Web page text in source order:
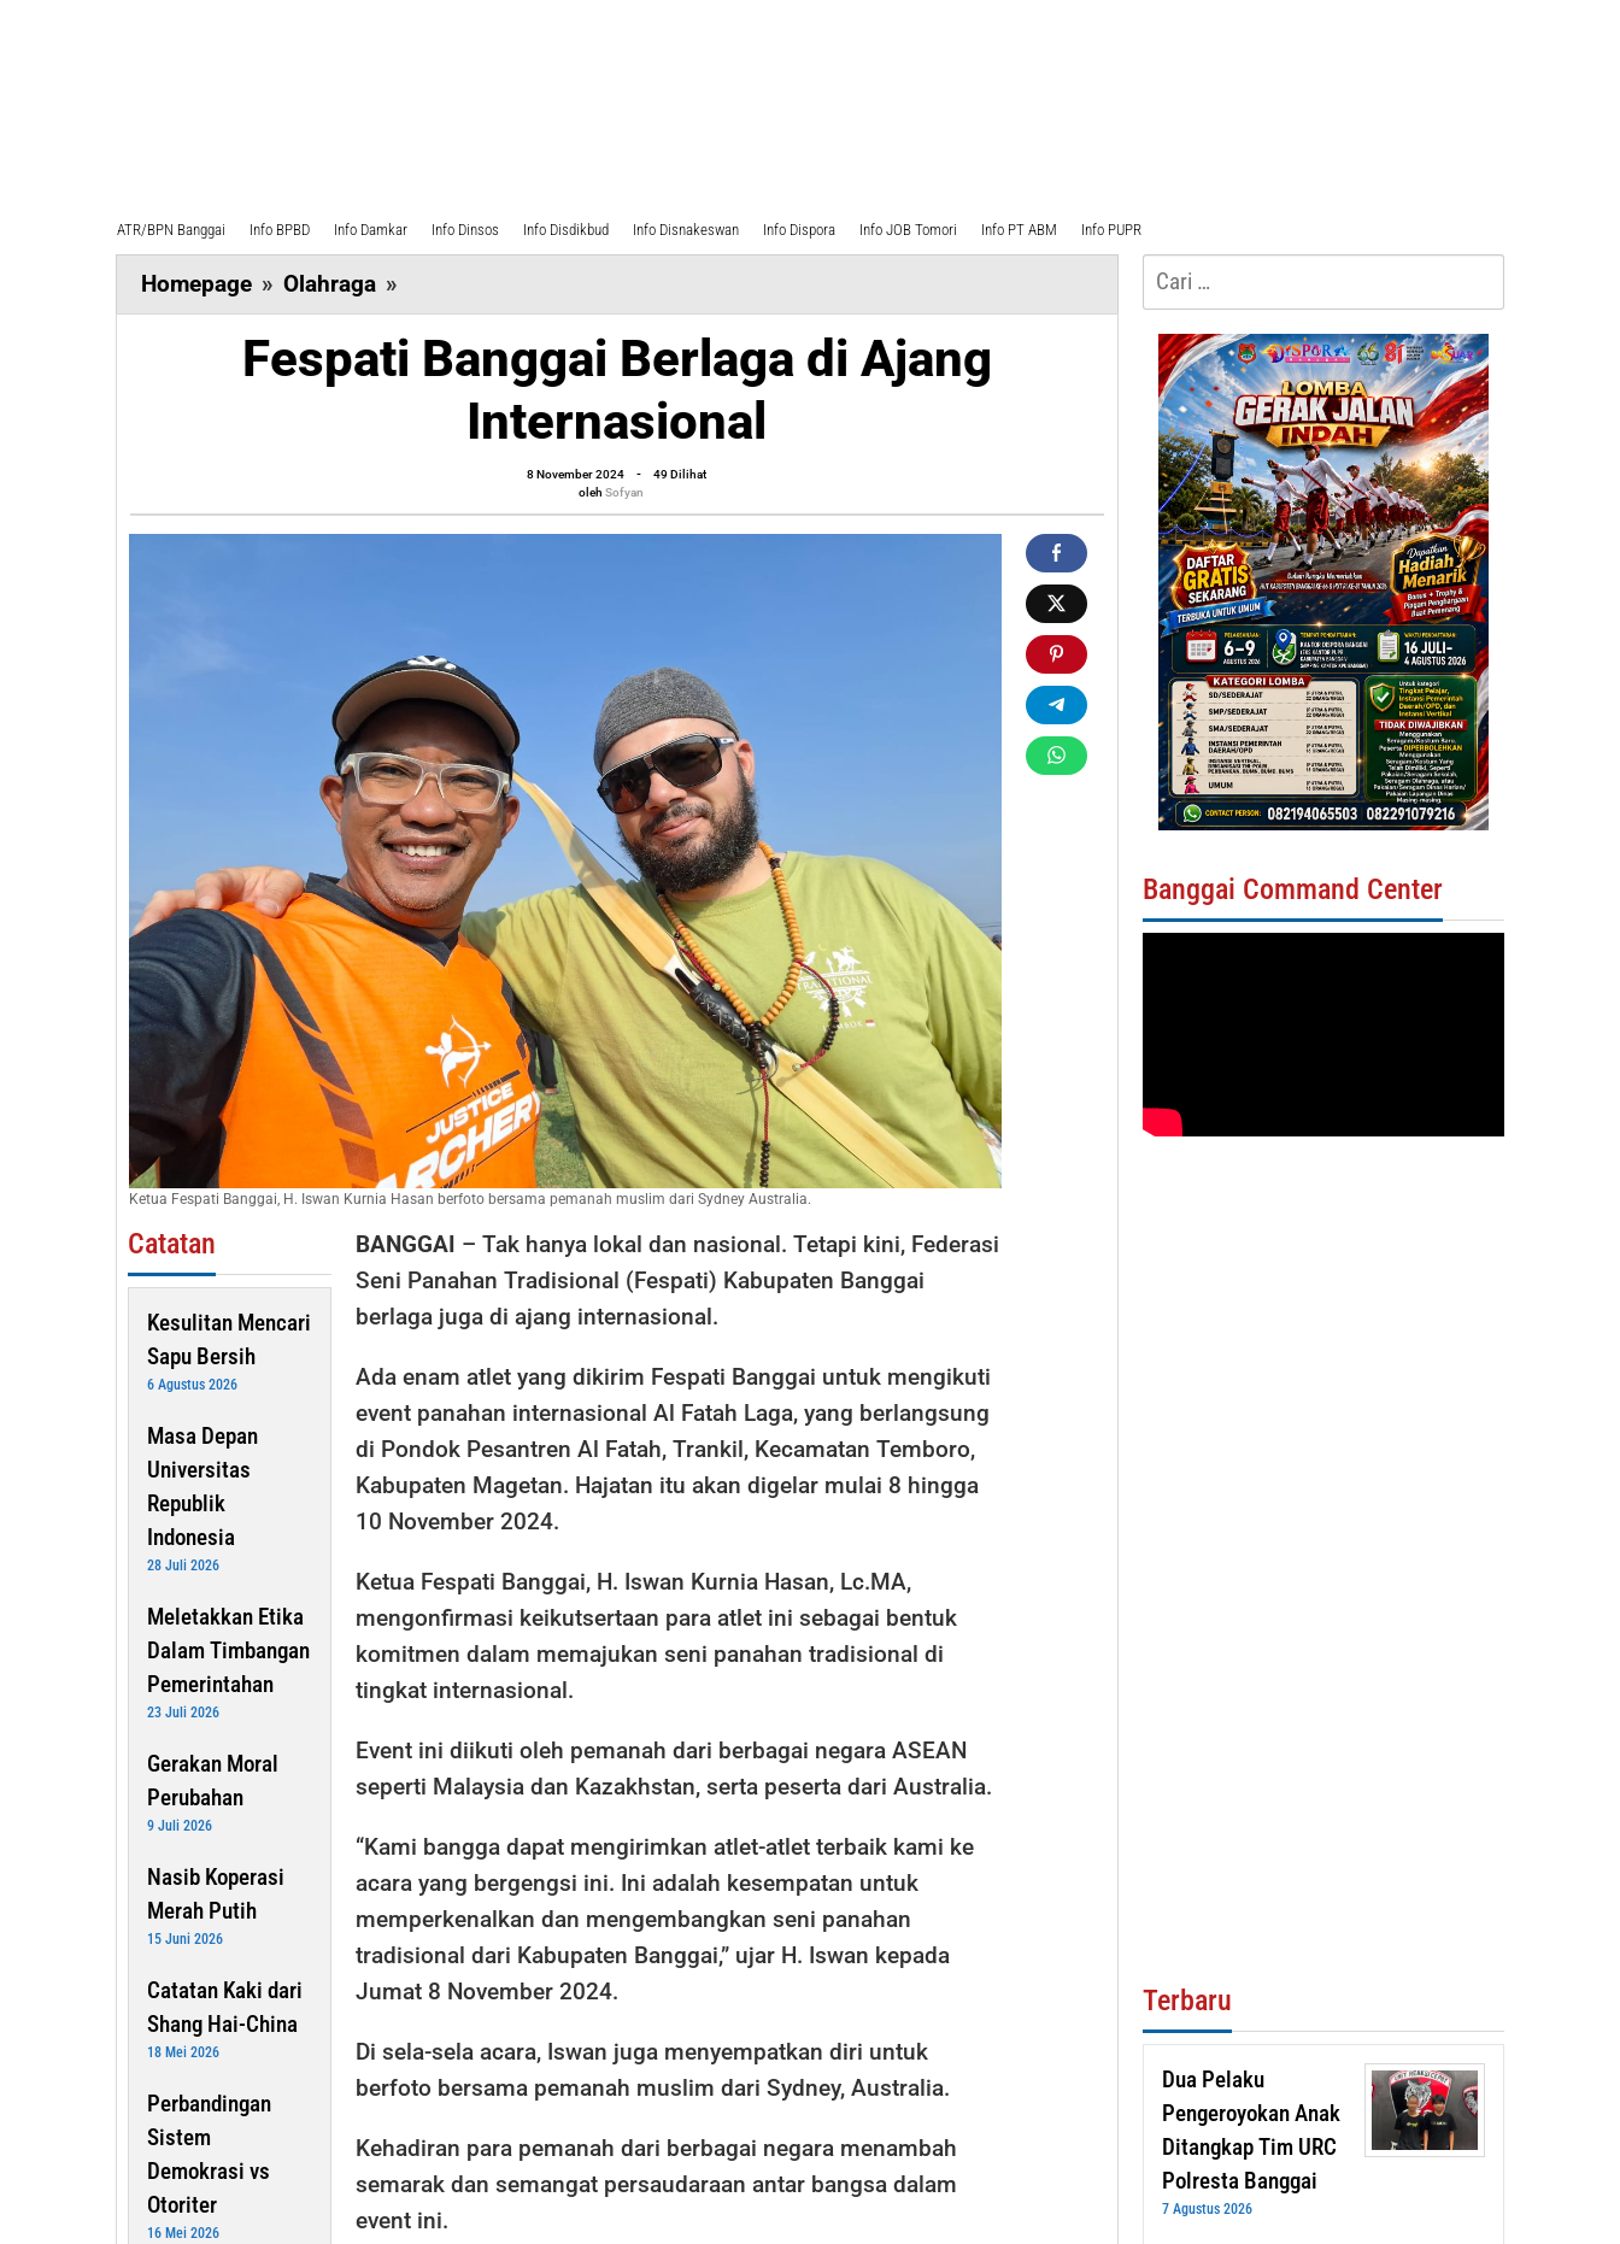
ATR/BPN Banggai Info BPBD Info Damkar Info Dinsos Info Disdikbud Info Disnakeswan Info Dispora Info JOB Tomori Info PT ABM Info PUPR
Homepage » Olahraga »
Banggai
Berlaga
di
Fespati Banggai Berlaga di Ajang
Internasional
8 November 2024
oleh
Sofyan
-
49 Dilihat
oleh Sofyan
Ketua Fespati Banggai, H. Iswan Kurnia Hasan berfoto bersama pemanah muslim dari Sydney Australia.
Catatan
Kesulitan Mencari
Sapu Bersih
6 Agustus 2026
Masa Depan
Universitas
Republik
Indonesia
28 Juli 2026
Meletakkan Etika
Dalam Timbangan
Pemerintahan
23 Juli 2026
Gerakan Moral
Perubahan
9 Juli 2026
Nasib Koperasi
Merah Putih
15 Juni 2026
Catatan Kaki dari
Shang Hai-China
18 Mei 2026
Perbandingan
Sistem
Demokrasi vs
Otoriter
16 Mei 2026
BANGGAI – Tak hanya lokal dan nasional. Tetapi kini, Federasi
Seni Panahan Tradisional (Fespati) Kabupaten Banggai
berlaga juga di ajang internasional.
Ada enam atlet yang dikirim Fespati Banggai untuk mengikuti
event panahan internasional Al Fatah Laga, yang berlangsung
di Pondok Pesantren Al Fatah, Trankil, Kecamatan Temboro,
Kabupaten Magetan. Hajatan itu akan digelar mulai 8 hingga
10 November 2024.
Ketua Fespati Banggai, H. Iswan Kurnia Hasan, Lc.MA,
mengonfirmasi keikutsertaan para atlet ini sebagai bentuk
komitmen dalam memajukan seni panahan tradisional di
tingkat internasional.
Event ini diikuti oleh pemanah dari berbagai negara ASEAN
seperti Malaysia dan Kazakhstan, serta peserta dari Australia.
“Kami bangga dapat mengirimkan atlet-atlet terbaik kami ke
acara yang bergengsi ini. Ini adalah kesempatan untuk
memperkenalkan dan mengembangkan seni panahan
tradisional dari Kabupaten Banggai,” ujar H. Iswan kepada
Jumat 8 November 2024.
Di sela-sela acara, Iswan juga menyempatkan diri untuk
berfoto bersama pemanah muslim dari Sydney, Australia.
Kehadiran para pemanah dari berbagai negara menambah
semarak dan semangat persaudaraan antar bangsa dalam
event ini.
Cari
untuk:
Banggai Command Center
Terbaru
Dua Pelaku
Pengeroyokan Anak
Ditangkap Tim URC
Polresta Banggai
7 Agustus 2026